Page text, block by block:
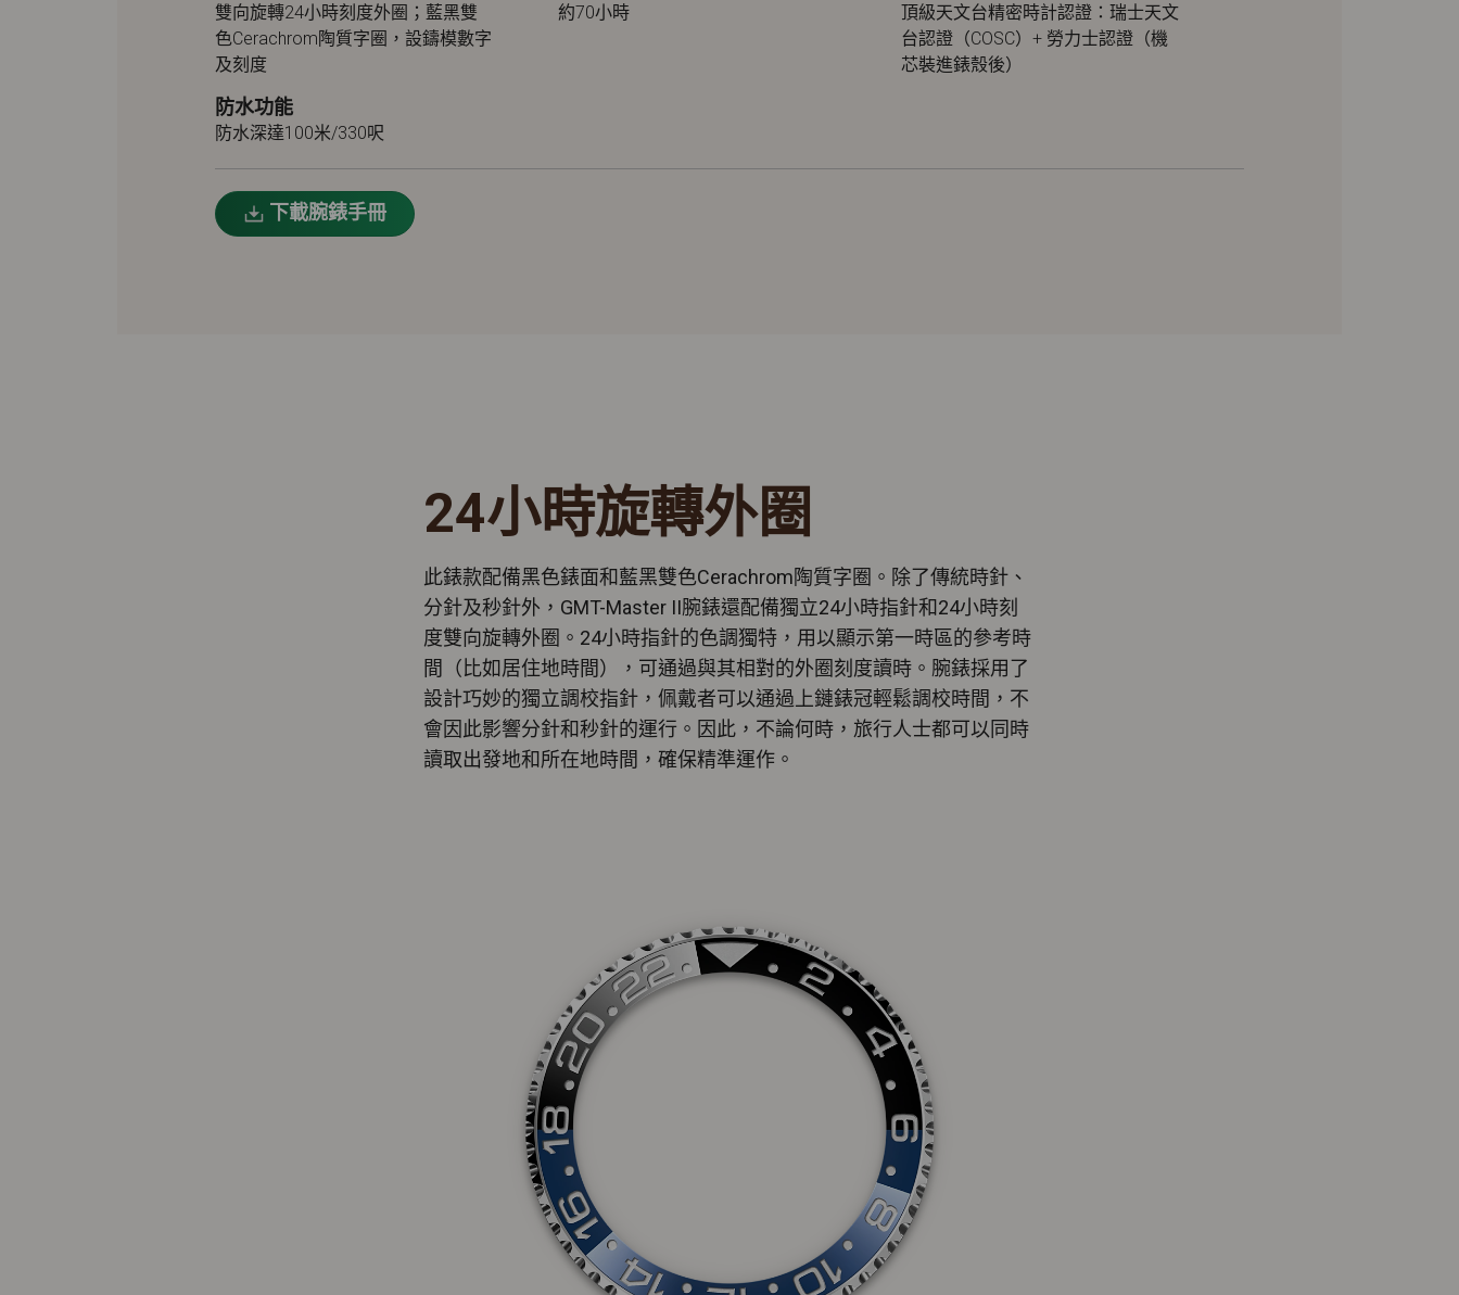
雙向旋轉24小時刻度外圈；藍黑雙
色Cerachrom陶質字圈，設鑄模數字
及刻度
約70小時
頂級天文台精密時計認證：瑞士天文
台認證（COSC）+ 勞力士認證（機
芯裝進錶殼後）
防水功能
防水深達100米/330呎
下載腕錶手冊
24小時旋轉外圈
此錶款配備黑色錶面和藍黑雙色Cerachrom陶質字圈。除了傳統時針、
分針及秒針外，GMT-Master II腕錶還配備獨立24小時指針和24小時刻
度雙向旋轉外圈。24小時指針的色調獨特，用以顯示第一時區的參考時
間（比如居住地時間），可通過與其相對的外圈刻度讀時。腕錶採用了
設計巧妙的獨立調校指針，佩戴者可以通過上鏈錶冠輕鬆調校時間，不
會因此影響分針和秒針的運行。因此，不論何時，旅行人士都可以同時
讀取出發地和所在地時間，確保精準運作。